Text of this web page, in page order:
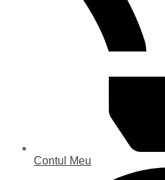
Contul Meu